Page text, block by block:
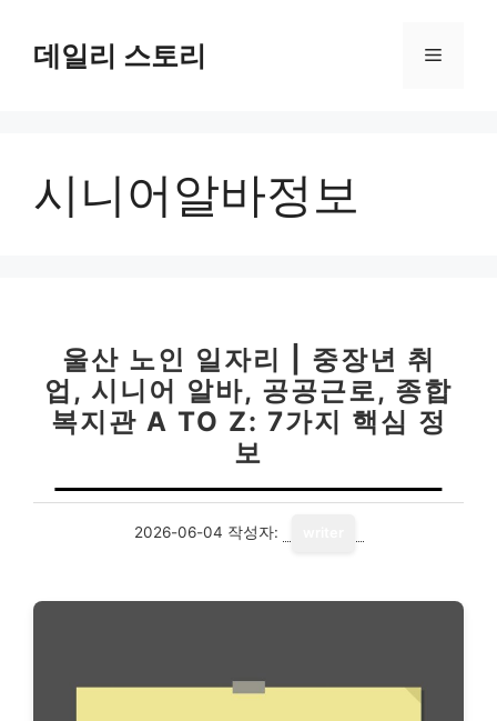
데일리 스토리 메
시니어알바정보
울산 노인 일자리 | 중장년 취
업, 시니어 알바, 공공근로, 종합
복지관 A TO Z: 7가지 핵심 정
보
2026-06-04 작성자: